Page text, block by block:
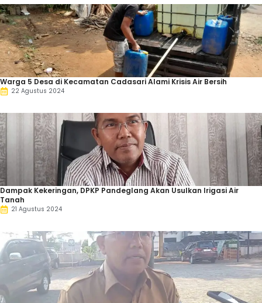
Warga 5 Desa di Kecamatan Cadasari Alami Krisis Air Bersih
22 Agustus 2024
Dampak Kekeringan, DPKP Pandeglang Akan Usulkan Irigasi Air
Tanah
21 Agustus 2024